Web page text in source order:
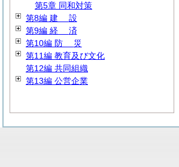
第5章 同和対策
第8編 建 設
第9編 経 済
第10編 防 災
第11編 教育及び文化
第12編 共同組織
第13編 公営企業